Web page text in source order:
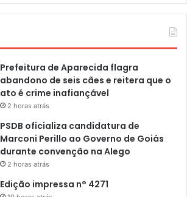
Prefeitura de Aparecida flagra
abandono de seis cães e reitera que o
ato é crime inafiançável
2 horas atrás
PSDB oficializa candidatura de
Marconi Perillo ao Governo de Goiás
durante convenção na Alego
2 horas atrás
Edição impressa n° 4271